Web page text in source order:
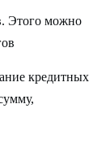
Этого можно
кредитных